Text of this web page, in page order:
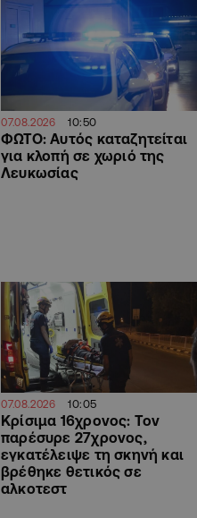
07.08.2026 10:50
ΦΩΤΟ: Αυτός καταζητείται
για κλοπή σε χωριό της
Λευκωσίας
07.08.2026 10:05
Κρίσιμα 16χρονος: Τον
παρέσυρε 27χρονος,
εγκατέλειψε τη σκηνή και
βρέθηκε θετικός σε
αλκοτεστ